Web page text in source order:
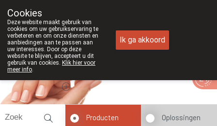
089/382429
Vandaag
Producten Oplossingen
Cookies
Deze website maakt gebruik van
cookies om uw gebruikservaring te
verbeteren en om onze diensten en
aanbiedingen aan te passen aan
uw interesses. Door op deze
website te blijven, accepteert u dit
gebruik van cookies. Klik hier voor
meer info.
Ik ga akkoord